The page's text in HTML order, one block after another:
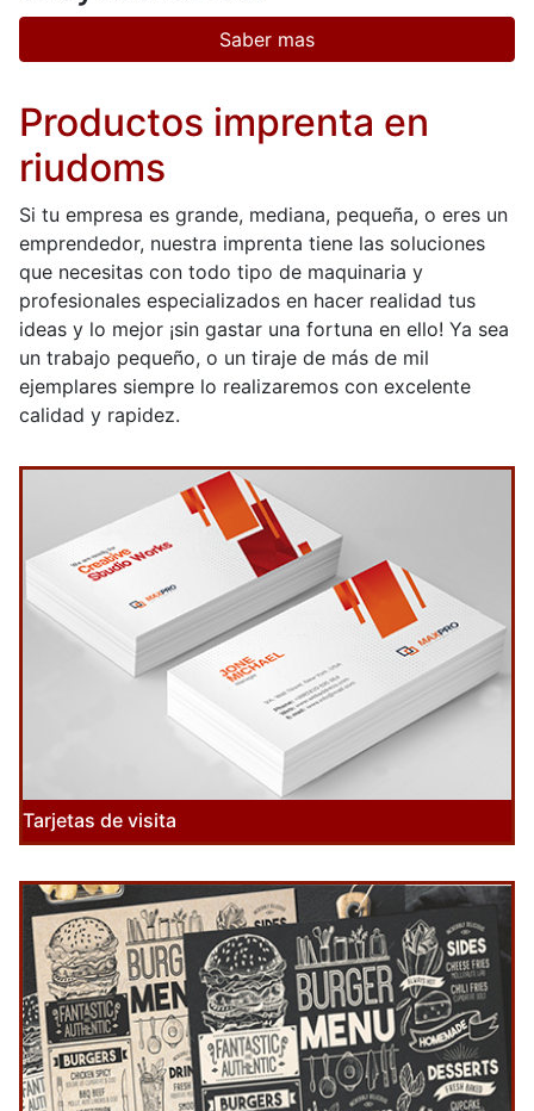
Saber mas
Productos imprenta en
riudoms
Si tu empresa es grande, mediana, pequeña, o eres un
emprendedor, nuestra imprenta tiene las soluciones
que necesitas con todo tipo de maquinaria y
profesionales especializados en hacer realidad tus
ideas y lo mejor ¡sin gastar una fortuna en ello! Ya sea
un trabajo pequeño, o un tiraje de más de mil
ejemplares siempre lo realizaremos con excelente
calidad y rapidez.
Tarjetas de visita